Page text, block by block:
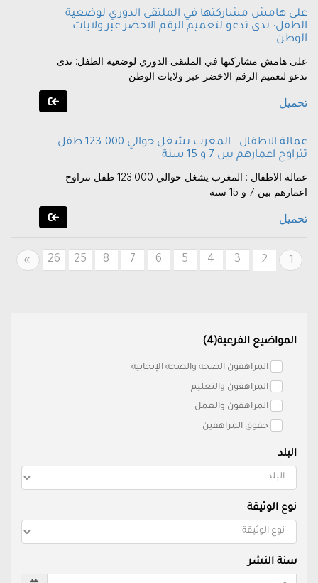
على هامش مشاركتها في الملتقى الدوري لوضعية
الطفل: ندى تدعو لتعميم الرقم الاخضر عبر ولايات
الوطن
على هامش مشاركتها في الملتقى الدوري لوضعية الطفل: ندى
تدعو لتعميم الرقم الاخضر عبر ولايات الوطن
تحميل
عمالة الاطفال : المغرب يشغل حوالي 123.000 طفل
تتراوح اعمارهم بين 7 و 15 سنة
عمالة الاطفال : المغرب يشغل حوالي 123.000 طفل تتراوح
اعمارهم بين 7 و 15 سنة
تحميل
1
2
3
4
5
6
7
8
25
26
»
المواضيع الفرعية(4)
المراهقون الصحة والصحة الإنجابية
المراهقون والتعليم
المراهقون والعمل
حقوق المراهقين
البلد
نوع الوثيقة
سنة النشر